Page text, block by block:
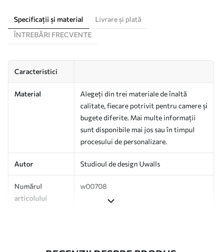
Specificații și material
Livrare și plată
ÎNTREBĂRI FRECVENTE
Caracteristici
Material
Alegeți din trei materiale de înaltă
calitate, fiecare potrivit pentru camere și
bugete diferite. Mai multe informații
sunt disponibile mai jos sau în timpul
procesului de personalizare.
Autor Studioul de design Uwalls
Numărul
articolului
w00708